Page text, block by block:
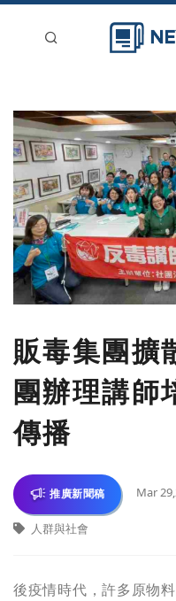
新聞稿分類
登入
刊登
販毒集團擴
團辦理講師
傳播
推廣新聞稿 Mar
人群與社會
後疫情時代，許多原物